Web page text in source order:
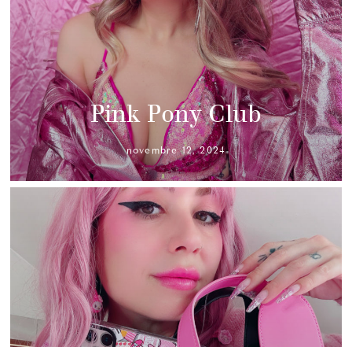
Pink Pony Club
novembre 12, 2024